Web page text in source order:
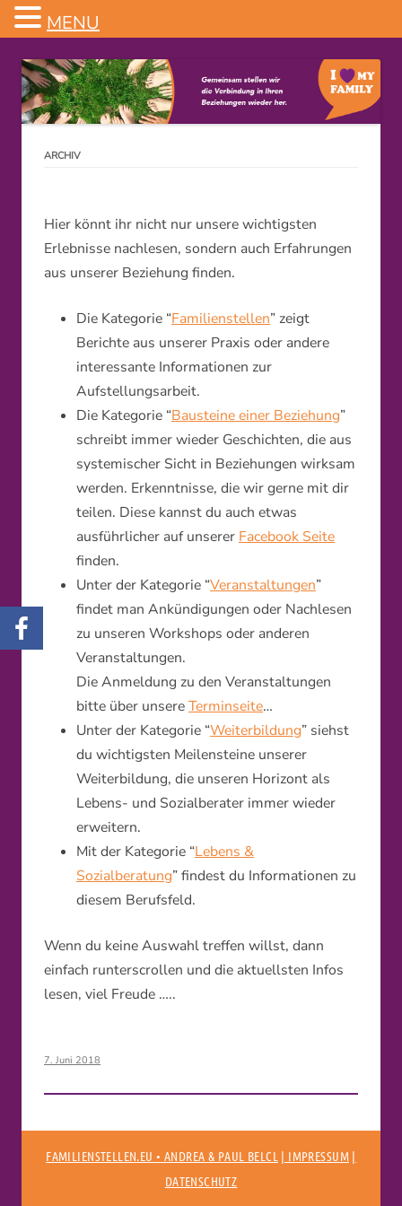
ARCHIV
Hier könnt ihr nicht nur unsere wichtigsten
Erlebnisse nachlesen, sondern auch Erfahrungen
aus unserer Beziehung finden.
Die Kategorie “Familienstellen” zeigt
Berichte aus unserer Praxis oder andere
interessante Informationen zur
Aufstellungsarbeit.
Die Kategorie “Bausteine einer Beziehung”
schreibt immer wieder Geschichten, die aus
systemischer Sicht in Beziehungen wirksam
werden. Erkenntnisse, die wir gerne mit dir
teilen. Diese kannst du auch etwas
ausführlicher auf unserer Facebook Seite
finden.
Unter der Kategorie “Veranstaltungen”
findet man Ankündigungen oder Nachlesen
zu unseren Workshops oder anderen
Veranstaltungen.
Die Anmeldung zu den Veranstaltungen
bitte über unsereTerminseite…
Unter der Kategorie “Weiterbildung” siehst
du wichtigsten Meilensteine unserer
Weiterbildung, die unseren Horizont als
Lebens- und Sozialberater immer wieder
erweitern.
Mit der Kategorie “Lebens &
Sozialberatung” findest du Informationen zu
diesem Berufsfeld.
Wenn du keine Auswahl treffen willst, dann
einfach runterscrollen und die aktuellsten Infos
lesen, viel Freude …..
7. Juni 2018
FAMILIENSTELLEN.EU • ANDREA & PAUL BELCL | IMPRESSUM |
DATENSCHUTZ
MENU